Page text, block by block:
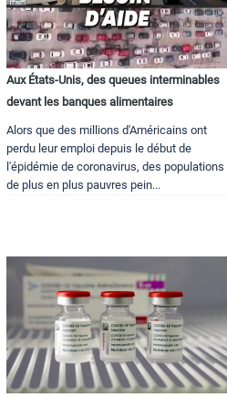
Aux États-Unis, des queues interminables
devant les banques alimentaires
Alors que des millions d'Américains ont
perdu leur emploi depuis le début de
l'épidémie de coronavirus, des populations
de plus en plus pauvres pein...